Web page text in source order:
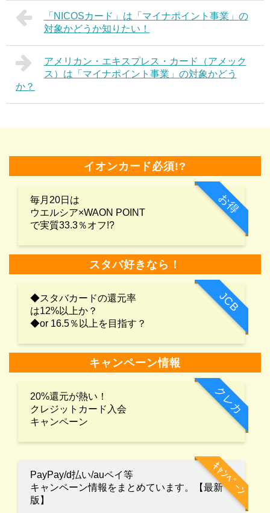
「NICOSカード」は「マイナポイント事業」の
対象かどうか知りたい！
アメリカン・エキスプレス・カード（アメック
ス）は「マイナポイント事業」の対象かどう
か？
イオンカード必須!?
お得
毎月20日は
ウエルシア×WAON POINT
で実質33.3％オフ!?
スタバ好きなら！
JCB
◆スタバカードの還元率
は12%以上か？
◆or 16.5％以上を目指す？
キャンペーン情報
クレカ
20%還元が熱い！
クレジットカード入会
キャンペーン
ｷｬﾝﾍﾟｰﾝ
PayPay/d払い/auペイ等
キャンペーン情報をまとめています。【最新
版】